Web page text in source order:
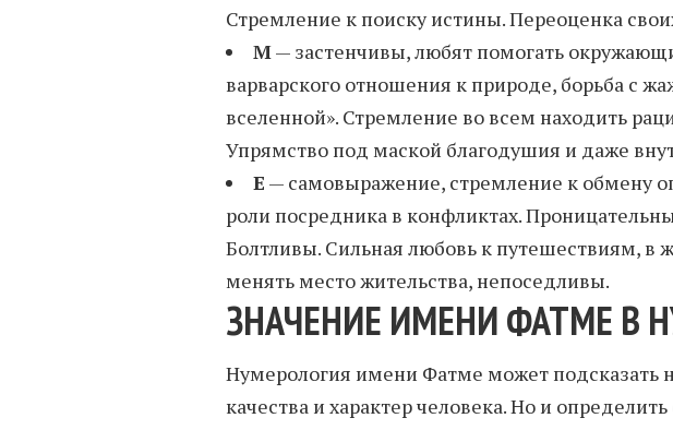
Стремление к поиску истины. Переоценка
М— застенчивы, любят помогать
варварского отношения к природе, борьба с
вселенной». Стремление во всем находить
Упрямство под маской благодушия и даже
Е — самовыражение, стремление к обмену
роли посредника в конфликтах.
Болтливы. Сильная любовь к путешествиям, в
менять место жительства, непоседливы.
ЗНАЧЕНИЕ ИМЕНИ ФАТМЕ В
Нумерология имени Фатме может подсказать
качества и характер человека. Но и определить